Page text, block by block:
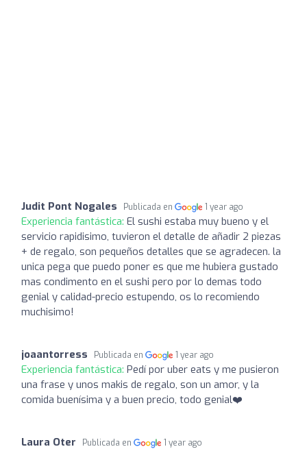
Judit Pont Nogales Publicada en 1 year ago
Experiencia fantástica: El sushi estaba muy bueno y el
servicio rapidisimo, tuvieron el detalle de añadir 2 piezas
+ de regalo, son pequeños detalles que se agradecen. la
unica pega que puedo poner es que me hubiera gustado
mas condimento en el sushi pero por lo demas todo
genial y calidad-precio estupendo, os lo recomiendo
muchisimo!
joaantorress Publicada en 1 year ago
Experiencia fantástica: Pedí por uber eats y me pusieron
una frase y unos makis de regalo, son un amor, y la
comida buenísima y a buen precio, todo genial❤️
Laura Oter Publicada en 1 year ago